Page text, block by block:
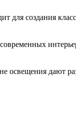
для создания
освещения дают